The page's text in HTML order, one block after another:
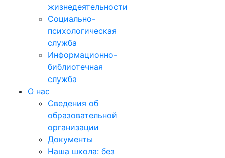
жизнедеятельности
Социально-
психологическая
служба
Информационно-
библиотечная
служба
О нас
Сведения об
образовательной
организации
Документы
Наша школа: без